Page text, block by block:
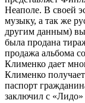
Неаполе. В своей
музыку, а так же
другим данным)
была продана
продажа альбома
Клименко дает
Клименко
паспорт
заключил с